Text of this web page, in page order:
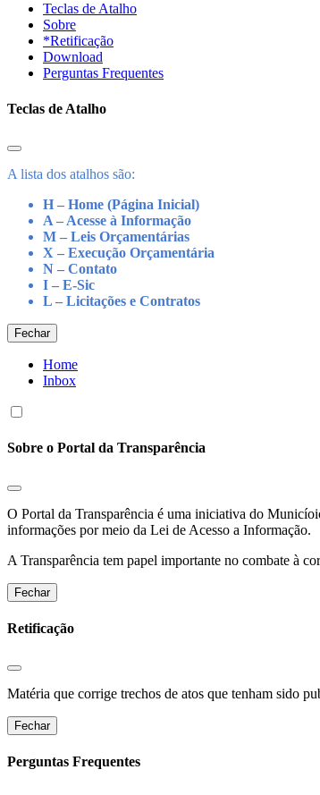
Teclas de Atalho
Sobre
*Retificação
Download
Perguntas Frequentes
Teclas de Atalho
A lista dos atalhos são:
H – Home (Página Inicial)
A – Acesse à Informação
M – Leis Orçamentárias
X – Execução Orçamentária
N – Contato
I – E-Sic
L – Licitações e Contratos
Fechar
Home
Inbox
Sobre o Portal da Transparência
O Portal da Transparência é uma iniciativa do
informações por meio da Lei de Acesso a Informação.
A Transparência tem papel importante no combate à
Fechar
Retificação
Matéria que corrige trechos de atos que tenham sido
Fechar
Perguntas Frequentes